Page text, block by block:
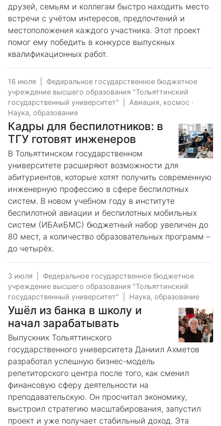
друзей, семьям и коллегам быстро находить место
встречи с учётом интересов, предпочтений и
местоположения каждого участника. Этот проект
помог ему победить в конкурсе выпускных
квалификационных работ.
16 июля
Федеральное государственное бюджетное
учреждение высшего образования "Тольяттинский
государственный университет"
Авиация, космос ·
Наука, образование
Кадры для беспилотников: в
ТГУ готовят инженеров
В Тольяттинском государственном
университете расширяют возможности для
абитуриентов, которые хотят получить современную
инженерную профессию в сфере беспилотных
систем. В новом учебном году в институте
беспилотной авиации и беспилотных мобильных
систем (ИБАиБМС) бюджетный набор увеличен до
80 мест, а количество образовательных программ –
до четырёх.
3 июля
Федеральное государственное бюджетное
учреждение высшего образования "Тольяттинский
государственный университет"
Наука, образование
Ушёл из банка в школу и
начал зарабатывать
Выпускник Тольяттинского
государственного университета Даниил Ахметов
разработал успешную бизнес-модель
репетиторского центра после того, как сменил
финансовую сферу деятельности на
преподавательскую. Он просчитал экономику,
выстроил стратегию масштабирования, запустил
проект и уже получает стабильный доход. Эта